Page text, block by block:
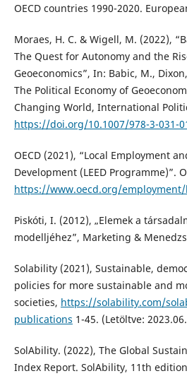
OECD countries 1990-2020.
Moraes, H. C. & Wigell, M. (2022),
The Quest for Autonomy and the
Geoeconomics”, In: Babic, M.,
The Political Economy of
Changing World, International
https://doi.org/10.1007/978-3-031-
OECD (2021), “Local Employment
Development (LEED Programme)”.
https://www.oecd.org/
Piskóti, I. (2012), „Elemek a
modelljéhez”, Marketing &
Solability (2021), Sustainable,
policies for more sustainable and
societies, https://solability.com/
publications 1-45. (Letöltve:
SolAbility. (2022), The Global
Index Report. SolAbility, 11th edition